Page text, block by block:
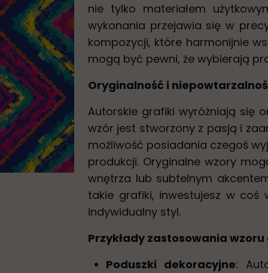
nie tylko materiałem
wykonania przejawia się w
kompozycji, które harmonijnie
mogą być pewni, że wybierają
Oryginalność i
Autorskie grafiki wyróżniają się
wzór jest stworzony z pasją i
możliwość posiadania czegoś
produkcji. Oryginalne wzory
wnętrza lub subtelnym
takie grafiki, inwestujesz w coś
indywidualny styl.
Przykłady zastosowania
Poduszki dekoracyjne: